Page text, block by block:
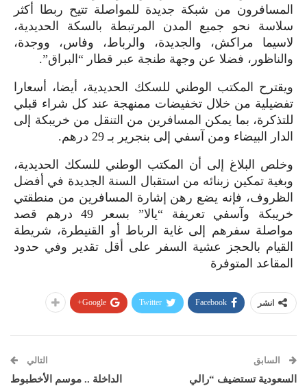
المسافرون من شبكة جديدة للمواصلة تتيح ربطا أكثر
سلاسة نحو جميع المدن المرتبطة بالسكة الحديدية،
لاسيما مراكش، والجديدة، والرباط، وفاس، ووجدة،
والناظور، فضلا عن وجهة طنجة عبر قطار “البراق”.
ويقترح المكتب الوطني للسكك الحديدية، أيضا، أسعارا
تفضيلية من خلال تخفيضات ممنهجة عند كل شراء قبلي
للتذكرة، بما يمكن المسافرين من التنقل من خريبكة إلى
الدار البيضاء ومن آسفي إلى بنجرير بـ 29 درهم.
وخلص البلاغ إلى أن المكتب الوطني للسكك الحديدية،
وبغية تمكين زبنائه من استقبال السنة الجديدة في أفضل
الظروف، فإنه يضع رهن إشارة المسافرين من منطقتي
خريبكة وآسفي تعريفة “يالا” بسعر 49 درهم قصد
مواصلة سفرهم إلى غاية الرباط أو القنيطرة، شريطة
القيام بالحجز عشية السفر على أقل تقدير وفي حدود
المقاعد المتوفرة
انشر Facebook
Twitter
Google+
السابق
السعودية تستضيف “رالي
التالي
الداخلة .. موسم الأخطبوط